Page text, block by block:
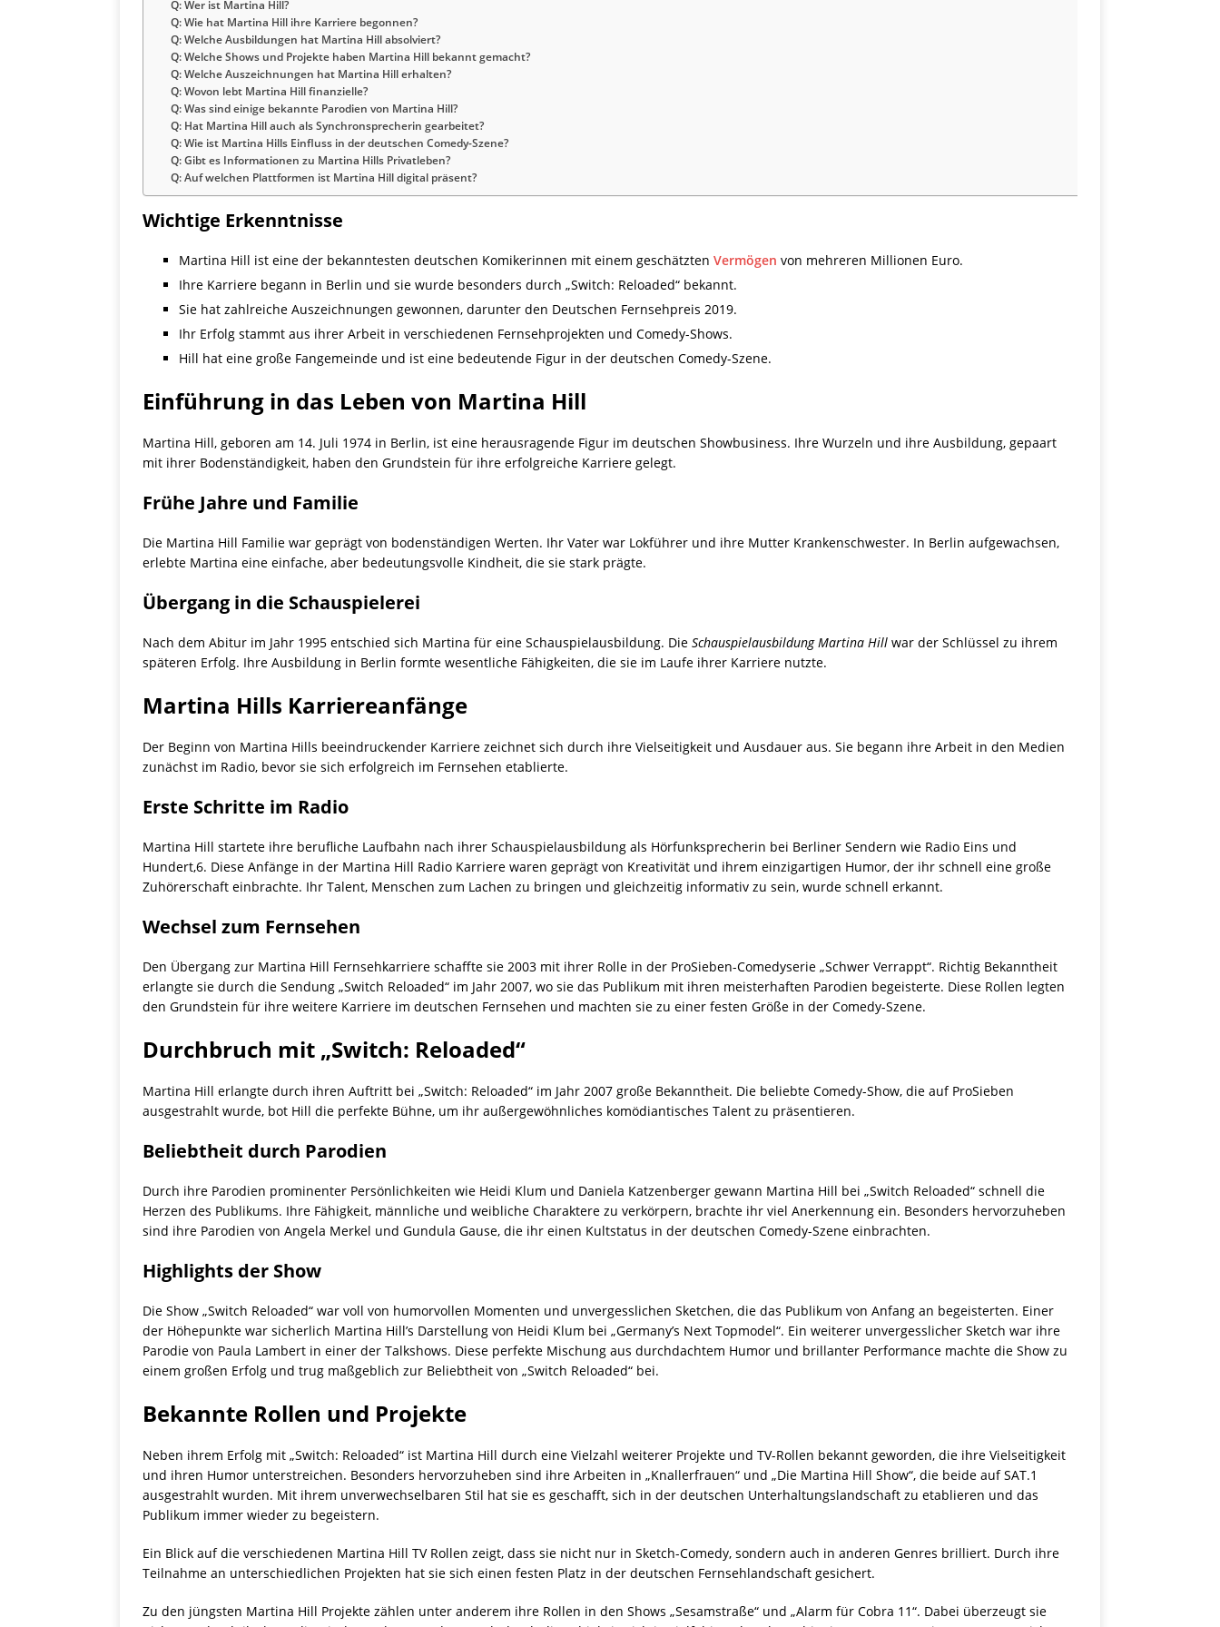
Q: Wer ist Martina Hill?
Q: Wie hat Martina Hill ihre Karriere begonnen?
Q: Welche Ausbildungen hat Martina Hill absolviert?
Q: Welche Shows und Projekte haben Martina Hill bekannt gemacht?
Q: Welche Auszeichnungen hat Martina Hill erhalten?
Q: Wovon lebt Martina Hill finanzielle?
Q: Was sind einige bekannte Parodien von Martina Hill?
Q: Hat Martina Hill auch als Synchronsprecherin gearbeitet?
Q: Wie ist Martina Hills Einfluss in der deutschen Comedy-Szene?
Q: Gibt es Informationen zu Martina Hills Privatleben?
Q: Auf welchen Plattformen ist Martina Hill digital präsent?
Wichtige Erkenntnisse
Martina Hill ist eine der bekanntesten deutschen Komikerinnen mit einem geschätzten Vermögen von mehreren Millionen Euro.
Ihre Karriere begann in Berlin und sie wurde besonders durch „Switch: Reloaded“ bekannt.
Sie hat zahlreiche Auszeichnungen gewonnen, darunter den Deutschen Fernsehpreis 2019.
Ihr Erfolg stammt aus ihrer Arbeit in verschiedenen Fernsehprojekten und Comedy-Shows.
Hill hat eine große Fangemeinde und ist eine bedeutende Figur in der deutschen Comedy-Szene.
Einführung in das Leben von Martina Hill
Martina Hill, geboren am 14. Juli 1974 in Berlin, ist eine herausragende Figur im deutschen Showbusiness. Ihre Wurzeln und ihre Ausbildung, gepaart
mit ihrer Bodenständigkeit, haben den Grundstein für ihre erfolgreiche Karriere gelegt.
Frühe Jahre und Familie
Die Martina Hill Familie war geprägt von bodenständigen Werten. Ihr Vater war Lokführer und ihre Mutter Krankenschwester. In Berlin aufgewachsen,
erlebte Martina eine einfache, aber bedeutungsvolle Kindheit, die sie stark prägte.
Übergang in die Schauspielerei
Nach dem Abitur im Jahr 1995 entschied sich Martina für eine Schauspielausbildung. Die Schauspielausbildung Martina Hill war der Schlüssel zu ihrem
späteren Erfolg. Ihre Ausbildung in Berlin formte wesentliche Fähigkeiten, die sie im Laufe ihrer Karriere nutzte.
Martina Hills Karriereanfänge
Der Beginn von Martina Hills beeindruckender Karriere zeichnet sich durch ihre Vielseitigkeit und Ausdauer aus. Sie begann ihre Arbeit in den Medien
zunächst im Radio, bevor sie sich erfolgreich im Fernsehen etablierte.
Erste Schritte im Radio
Martina Hill startete ihre berufliche Laufbahn nach ihrer Schauspielausbildung als Hörfunksprecherin bei Berliner Sendern wie Radio Eins und
Hundert,6. Diese Anfänge in der Martina Hill Radio Karriere waren geprägt von Kreativität und ihrem einzigartigen Humor, der ihr schnell eine große
Zuhörerschaft einbrachte. Ihr Talent, Menschen zum Lachen zu bringen und gleichzeitig informativ zu sein, wurde schnell erkannt.
Wechsel zum Fernsehen
Den Übergang zur Martina Hill Fernsehkarriere schaffte sie 2003 mit ihrer Rolle in der ProSieben-Comedyserie „Schwer Verrappt“. Richtig Bekanntheit
erlangte sie durch die Sendung „Switch Reloaded“ im Jahr 2007, wo sie das Publikum mit ihren meisterhaften Parodien begeisterte. Diese Rollen legten
den Grundstein für ihre weitere Karriere im deutschen Fernsehen und machten sie zu einer festen Größe in der Comedy-Szene.
Durchbruch mit „Switch: Reloaded“
Martina Hill erlangte durch ihren Auftritt bei „Switch: Reloaded“ im Jahr 2007 große Bekanntheit. Die beliebte Comedy-Show, die auf ProSieben
ausgestrahlt wurde, bot Hill die perfekte Bühne, um ihr außergewöhnliches komödiantisches Talent zu präsentieren.
Beliebtheit durch Parodien
Durch ihre Parodien prominenter Persönlichkeiten wie Heidi Klum und Daniela Katzenberger gewann Martina Hill bei „Switch Reloaded“ schnell die
Herzen des Publikums. Ihre Fähigkeit, männliche und weibliche Charaktere zu verkörpern, brachte ihr viel Anerkennung ein. Besonders hervorzuheben
sind ihre Parodien von Angela Merkel und Gundula Gause, die ihr einen Kultstatus in der deutschen Comedy-Szene einbrachten.
Highlights der Show
Die Show „Switch Reloaded“ war voll von humorvollen Momenten und unvergesslichen Sketchen, die das Publikum von Anfang an begeisterten. Einer
der Höhepunkte war sicherlich Martina Hill’s Darstellung von Heidi Klum bei „Germany’s Next Topmodel“. Ein weiterer unvergesslicher Sketch war ihre
Parodie von Paula Lambert in einer der Talkshows. Diese perfekte Mischung aus durchdachtem Humor und brillanter Performance machte die Show zu
einem großen Erfolg und trug maßgeblich zur Beliebtheit von „Switch Reloaded“ bei.
Bekannte Rollen und Projekte
Neben ihrem Erfolg mit „Switch: Reloaded“ ist Martina Hill durch eine Vielzahl weiterer Projekte und TV-Rollen bekannt geworden, die ihre Vielseitigkeit
und ihren Humor unterstreichen. Besonders hervorzuheben sind ihre Arbeiten in „Knallerfrauen“ und „Die Martina Hill Show“, die beide auf SAT.1
ausgestrahlt wurden. Mit ihrem unverwechselbaren Stil hat sie es geschafft, sich in der deutschen Unterhaltungslandschaft zu etablieren und das
Publikum immer wieder zu begeistern.
Ein Blick auf die verschiedenen Martina Hill TV Rollen zeigt, dass sie nicht nur in Sketch-Comedy, sondern auch in anderen Genres brilliert. Durch ihre
Teilnahme an unterschiedlichen Projekten hat sie sich einen festen Platz in der deutschen Fernsehlandschaft gesichert.
Zu den jüngsten Martina Hill Projekte zählen unter anderem ihre Rollen in den Shows „Sesamstraße“ und „Alarm für Cobra 11“. Dabei überzeugt sie